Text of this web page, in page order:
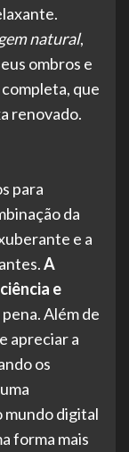
natural,
ombros e
que
renovado.
para
da
e a
A
e
Além de
apreciar a
os
mundo digital
forma mais